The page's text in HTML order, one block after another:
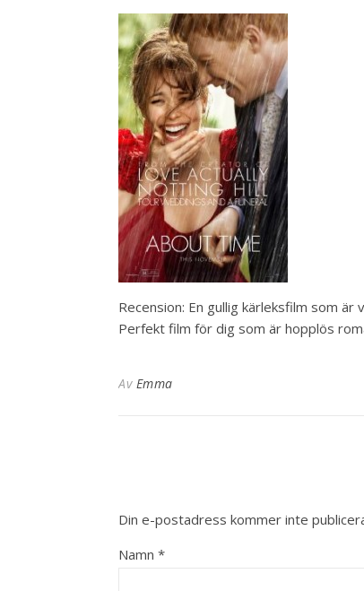
Recension: En gullig kärleksfilm som
Perfekt film för dig som är hopplös
Av Emma
Din e-postadress kommer inte
Namn *